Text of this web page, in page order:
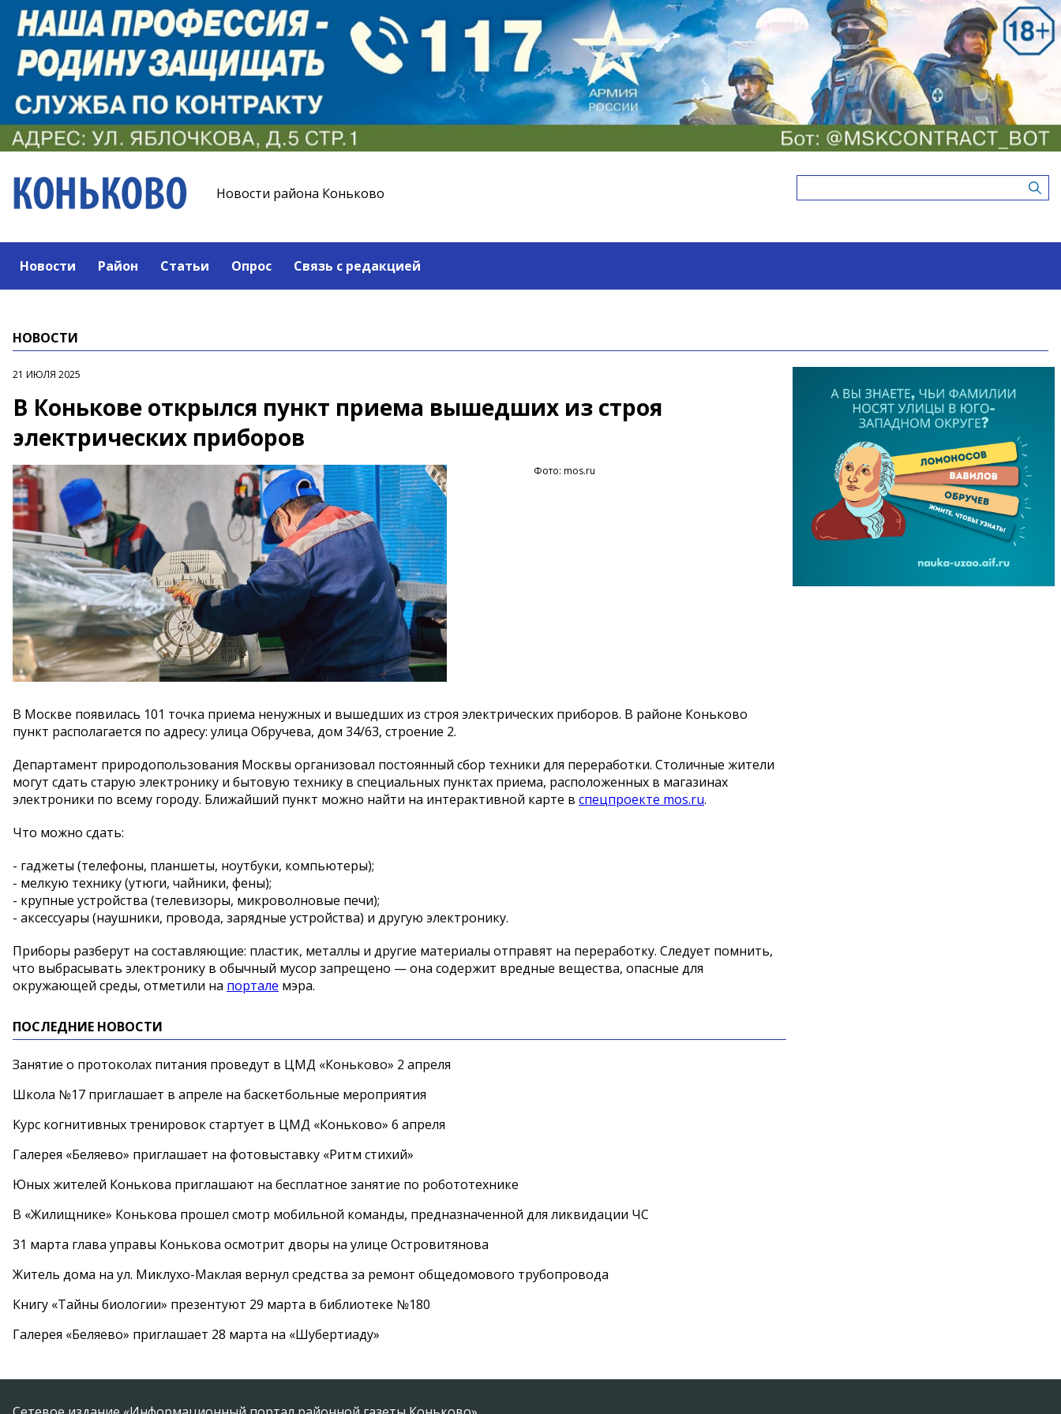
Новости района Коньково
Новости Район Статьи Опрос Связь с редакцией
НОВОСТИ
21 ИЮЛЯ 2025
В Конькове открылся пункт приема вышедших из строя
электрических приборов
Фото: mos.ru
В Москве появилась 101 точка приема ненужных и вышедших из строя электрических приборов. В районе Коньково
пункт располагается по адресу: улица Обручева, дом 34/63, строение 2.
Департамент природопользования Москвы организовал постоянный сбор техники для переработки. Столичные жители
могут сдать старую электронику и бытовую технику в специальных пунктах приема, расположенных в магазинах
электроники по всему городу. Ближайший пункт можно найти на интерактивной карте в спецпроекте mos.ru.
Что можно сдать:
- гаджеты (телефоны, планшеты, ноутбуки, компьютеры);
- мелкую технику (утюги, чайники, фены);
- крупные устройства (телевизоры, микроволновые печи);
- аксессуары (наушники, провода, зарядные устройства) и другую электронику.
Приборы разберут на составляющие: пластик, металлы и другие материалы отправят на переработку. Следует помнить,
что выбрасывать электронику в обычный мусор запрещено — она содержит вредные вещества, опасные для
окружающей среды, отметили на портале мэра.
ПОСЛЕДНИЕ НОВОСТИ
Занятие о протоколах питания проведут в ЦМД «Коньково» 2 апреля
Школа №17 приглашает в апреле на баскетбольные мероприятия
Курс когнитивных тренировок стартует в ЦМД «Коньково» 6 апреля
Галерея «Беляево» приглашает на фотовыставку «Ритм стихий»
Юных жителей Конькова приглашают на бесплатное занятие по робототехнике
В «Жилищнике» Конькова прошел смотр мобильной команды, предназначенной для ликвидации ЧС
31 марта глава управы Конькова осмотрит дворы на улице Островитянова
Житель дома на ул. Миклухо-Маклая вернул средства за ремонт общедомового трубопровода
Книгу «Тайны биологии» презентуют 29 марта в библиотеке №180
Галерея «Беляево» приглашает 28 марта на «Шубертиаду»